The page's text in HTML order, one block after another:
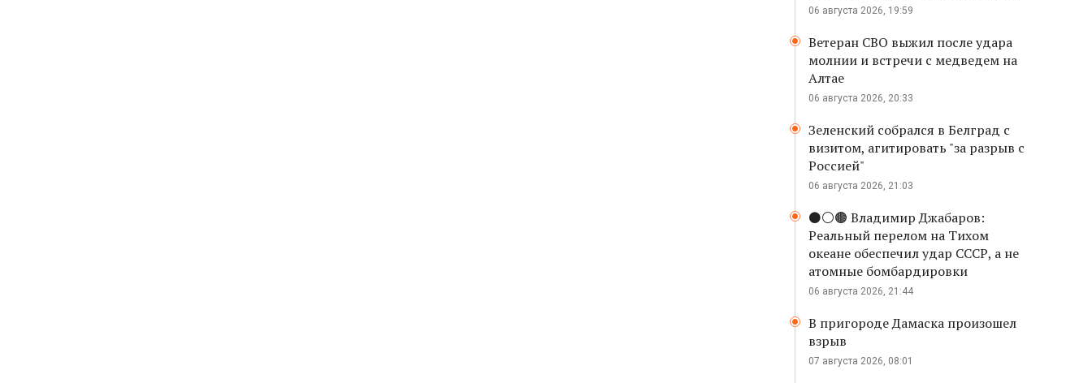
06 августа 2026, 19:59
Ветеран СВО выжил после удара
молнии и встречи с медведем на
Алтае
06 августа 2026, 20:33
Зеленский собрался в Белград с
визитом, агитировать "за разрыв с
Россией"
06 августа 2026, 21:03
⚫️⚪️🟤 Владимир Джабаров:
Реальный перелом на Тихом
океане обеспечил удар СССР, а не
атомные бомбардировки
06 августа 2026, 21:44
В пригороде Дамаска произошел
взрыв
07 августа 2026, 08:01